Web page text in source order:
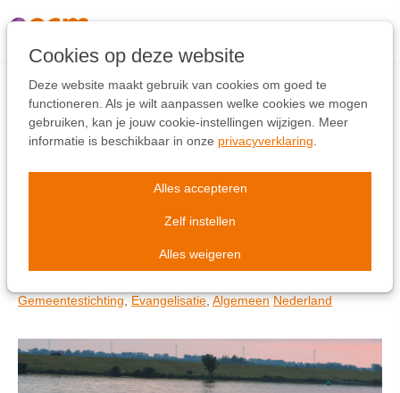
Cookies op deze website
Deze website maakt gebruik van cookies om goed te
functioneren. Als je wilt aanpassen welke cookies we mogen
gebruiken, kan je jouw cookie-instellingen wijzigen. Meer
informatie is beschikbaar in onze privacyverklaring
Alles accepteren
Zelf instellen
Alles weigeren
overslaan
naar
de
inhoud
Ga
naar
navigatie
Baptisten Kampen
zwanger van een
woensdag 22 oktober 2025
Gemeentestichting,Evangelisatie,Algemeen Nederland